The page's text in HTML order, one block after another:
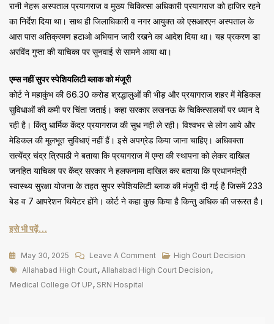
रानी नेहरू अस्पताल प्रयागराज व मुख्य चिकित्सा अधिकारी प्रयागराज को हाजिर रहने
का निर्देश दिया था। साथ ही जिलाधिकारी व नगर आयुक्त को एसआरएन अस्पताल के
आस पास अतिक्रमण हटाओ अभियान जारी रखने का आदेश दिया था। यह प्रकरण डा
अरविंद गुप्ता की याचिका पर सुनवाई से सामने आया था।
एम्स नहीं सुपर स्पेशियलिटी ब्लाक को मंजूरी
कोर्ट ने महाकुंभ की 66.30 करोड श्रद्धालुओं की भीड़ और प्रयागराज शहर में मेडिकल
सुविधाओं की कमी पर चिंता जताई। कहा सरकार लखनऊ के चिकित्सालयों पर ध्यान दे
रही है। किंतु धार्मिक केंद्र प्रयागराज की सुध‌ नही ले रही। विश्वभर से लोग आये और
मेडिकल की मूलभूत सुविधाएं नहीं हैं। इसे अपग्रेड किया जाना चाहिए। अधिवक्ता
सत्येंद्र चंद्र त्रिपाठी ने बताया कि प्रयागराज में एम्स की स्थापना को लेकर दाखिल
जनहित याचिका पर केंद्र सरकार ने हलफनामा दाखिल कर बताया कि प्रधानमंत्री
स्वास्थ्य सुरक्षा योजना के तहत सुपर स्पेशियलिटी ब्लाक की मंजूरी दी गई है जिसमें 233
बेड व 7 आपरेशन‌ थियेटर होंगे। कोर्ट ने कहा कुछ किया है किन्तु अधिक की जरूरत है।
इसे भी पढ़ें…
May 30, 2025 Leave A CommentOn
सभी
High Court Decision
Tags
Allahabad High Court, Allahabad High Court Decision ,
Medical College Of UP , SRN Hospital